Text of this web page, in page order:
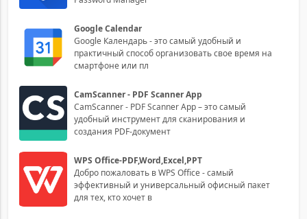
Google Calendar
Google Календарь - это самый удобный и
практичный способ организовать свое время на
смартфоне или пл
CamScanner - PDF Scanner App
CamScanner - PDF Scanner App – это самый
удобный инструмент для сканирования и
создания PDF-документ
WPS Office-PDF,Word,Excel,PPT
Добро пожаловать в WPS Office - самый
эффективный и универсальный офисный пакет
для тех, кто хочет в